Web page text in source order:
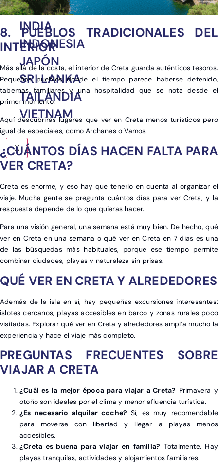
EMIRATOS ÁRABES
INDIA
INDONESIA
JAPÓN
SRI LANKA
TAILANDIA
VIETNAM
X
8. PUEBLOS TRADICIONALES DEL
INTERIOR
Más allá de la costa, el interior de Creta guarda auténticos tesoros.
Pequeños pueblos donde el tiempo parece haberse detenido,
tabernas familiares y una hospitalidad que se nota desde el
primer momento.
Aquí descubrirás lugares que ver en Creta menos turísticos pero
igual de especiales, como Archanes o Vamos.
¿CUÁNTOS DÍAS HACEN FALTA PARA
VER CRETA?
Creta es enorme, y eso hay que tenerlo en cuenta al organizar el
viaje. Mucha gente se pregunta cuántos días para ver Creta, y la
respuesta depende de lo que quieras hacer.
Para una visión general, una semana está muy bien. De hecho, qué
ver en Creta en una semana o qué ver en Creta en 7 dias es una
de las búsquedas más habituales, porque ese tiempo permite
combinar ciudades, playas y naturaleza sin prisas.
QUÉ VER EN CRETA Y ALREDEDORES
Además de la isla en sí, hay pequeñas excursiones interesantes:
islotes cercanos, playas accesibles en barco y zonas rurales poco
visitadas. Explorar qué ver en Creta y alrededores amplía mucho la
experiencia y hace el viaje más completo.
PREGUNTAS FRECUENTES SOBRE
VIAJAR A CRETA
¿Cuál es la mejor época para viajar a Creta? Primavera y
otoño son ideales por el clima y menor afluencia turística.
¿Es necesario alquilar coche? Sí, es muy recomendable
para moverse con libertad y llegar a playas menos
accesibles.
¿Creta es buena para viajar en familia? Totalmente. Hay
playas tranquilas, actividades y alojamientos familiares.